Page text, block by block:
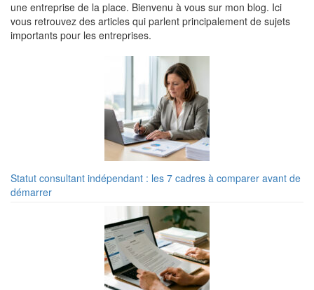
une entreprise de la place. Bienvenu à vous sur mon blog. Ici
vous retrouvez des articles qui parlent principalement de sujets
importants pour les entreprises.
Statut consultant indépendant : les 7 cadres à comparer avant de
démarrer